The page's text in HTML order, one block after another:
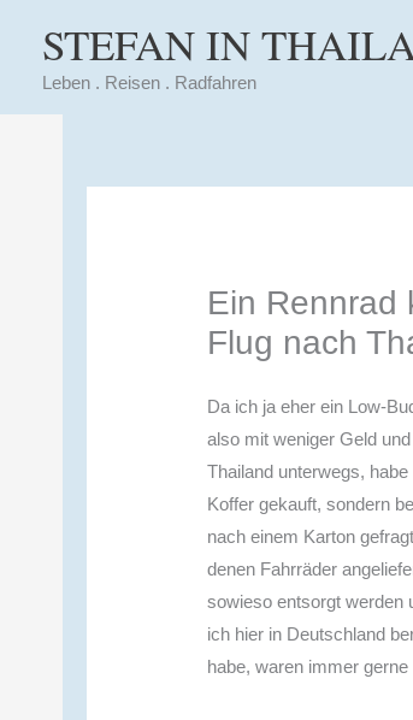
springen
STEFAN IN
Leben . Reisen . Radfahren
Ein Rennrad
Flug nach
Da ich ja eher ein Low-
also mit weniger Geld
Thailand unterwegs,
Koffer gekauft, sondern
nach einem Karton
denen Fahrräder
sowieso entsorgt werden
ich hier in Deutschland
habe, waren immer